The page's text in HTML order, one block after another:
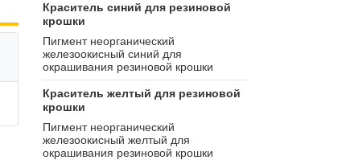
Краситель синий для резиновой
крошки
Пигмент неорганический
железоокисный синий для
окрашивания резиновой крошки
Краситель желтый для резиновой
крошки
Пигмент неорганический
железоокисный желтый для
окрашивания резиновой крошки